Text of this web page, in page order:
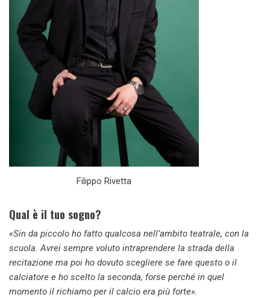
Filippo Rivetta
Qual è il tuo sogno?
«Sin da piccolo ho fatto qualcosa nell’ambito teatrale, con la
scuola. Avrei sempre voluto intraprendere la strada della
recitazione ma poi ho dovuto scegliere se fare questo o il
calciatore e ho scelto la seconda, forse perché in quel
momento il richiamo per il calcio era più forte».